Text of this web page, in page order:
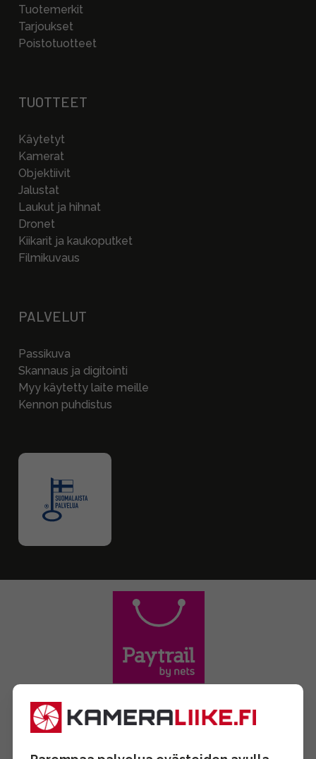
Tuotemerkit
Tarjoukset
Poistotuotteet
TUOTTEET
Käytetyt
Kamerat
Objektiivit
Jalustat
Laukut ja hihnat
Dronet
Kiikarit ja kaukoputket
Filmikuvaus
PALVELUT
Passikuva
Skannaus ja digitointi
Myy käytetty laite meille
Kennon puhdistus